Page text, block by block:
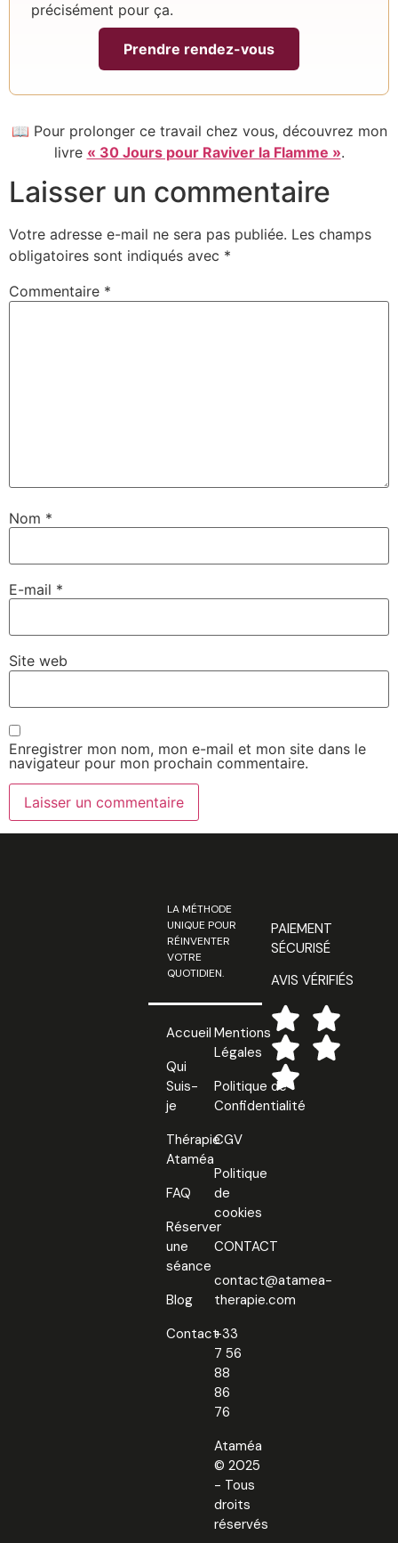
précisément pour ça.
Prendre rendez-vous
📖 Pour prolonger ce travail chez vous, découvrez mon
livre « 30 Jours pour Raviver la Flamme ».
Laisser un commentaire
Votre adresse e-mail ne sera pas publiée. Les champs
obligatoires sont indiqués avec *
Commentaire *
Nom *
E-mail *
Site web
Enregistrer mon nom, mon e-mail et mon site dans le
navigateur pour mon prochain commentaire.
LA MÉTHODE
UNIQUE POUR
RÉINVENTER
VOTRE
QUOTIDIEN.
Accueil
Qui
Suis-
je
Thérapie
Ataméa
FAQ
Réserver
une
séance
Blog
Contact
Mentions
Légales
Politique de
Confidentialité
CGV
Politique
de
cookies
CONTACT
contact@atamea-
therapie.com
+33
7 56
88
86
76
Ataméa
© 2025
- Tous
droits
réservés
PAIEMENT
SÉCURISÉ
AVIS VÉRIFIÉS